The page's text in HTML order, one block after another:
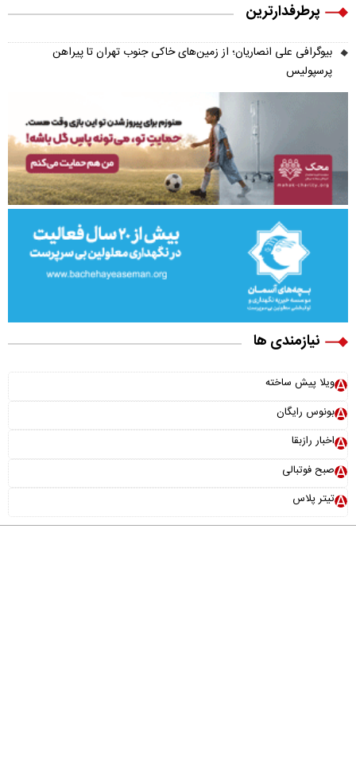
پرطرفدارترین
بیوگرافی علی انصاریان؛ از زمین‌های خاکی جنوب تهران تا پیراهن
پرسپولیس
نیازمندی ها
ویلا پیش ساخته
بونوس رایگان
اخبار رازبقا
صبح فوتبالی
تیتر پلاس